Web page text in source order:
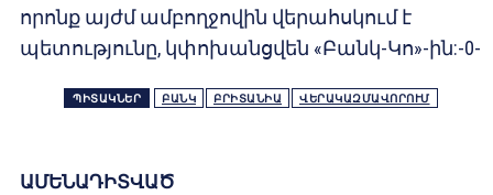
որոնք այժմ ամբողջովին վերահսկում է
պետությունը, կփոխանցվեն «Բանկ-Կո»-ին:-0-
ՊԻՏԱԿՆԵՐ ԲԱՆԿ ԲՐԻՏԱՆԻԱ ՎԵՐԱԿԱԶՄԱՎՈՐՈՒՄ
ԱՄԵՆԱԴԻՏՎԱԾ